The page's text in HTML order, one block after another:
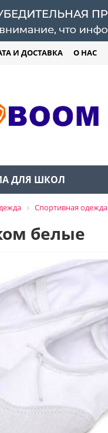
И ДОСТАВКА О НАС
ДЛЯ ШКОЛ
Спортивная одежда
белые